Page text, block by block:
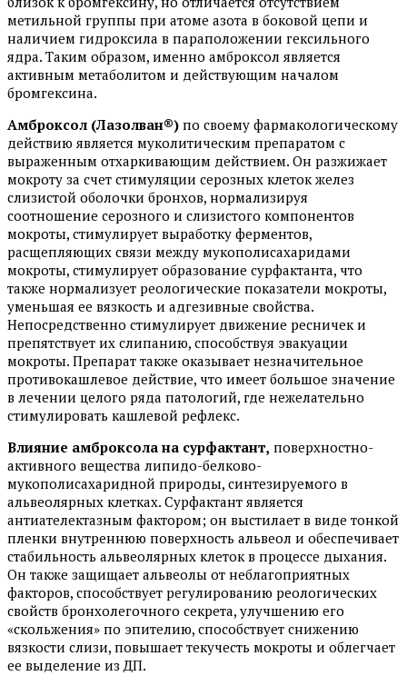
метильной группы при атоме азота в боковой цепи и
наличием гидроксила в параположении гексильного
ядра. Таким образом, именно амброксол является
активным метаболитом и действующим началом
бромгексина.
Амброксол (Лазолван®) по своему фармакологическому
действию является муколитическим препаратом с
выраженным отхаркивающим действием. Он разжижает
мокроту за счет стимуляции серозных клеток желез
слизистой оболочки бронхов, нормализируя
соотношение серозного и слизистого компонентов
мокроты, стимулирует выработку ферментов,
расщепляющих связи между мукополисахаридами
мокроты, стимулирует образование сурфактанта, что
также нормализует реологические показатели мокроты,
уменьшая ее вязкость и адгезивные свойства.
Непосредственно стимулирует движение ресничек и
препятствует их слипанию, способствуя эвакуации
мокроты. Препарат также оказывает незначительное
противокашлевое действие, что имеет большое значение
в лечении целого ряда патологий, где нежелательно
стимулировать кашлевой рефлекс.
Влияние амброксола на сурфактант, поверхностно-
активного вещества липидо-белково-
мукополисахаридной природы, синтезируемого в
альвеолярных клетках. Сурфактант является
антиателектазным фактором; он выстилает в виде тонкой
пленки внутреннюю поверхность альвеол и обеспечивает
стабильность альвеолярных клеток в процессе дыхания.
Он также защищает альвеолы от неблагоприятных
факторов, способствует регулированию реологических
свойств бронхолегочного секрета, улучшению его
«скольжения» по эпителию, способствует снижению
вязкости слизи, повышает текучесть мокроты и облегчает
ее выделение из ДП.